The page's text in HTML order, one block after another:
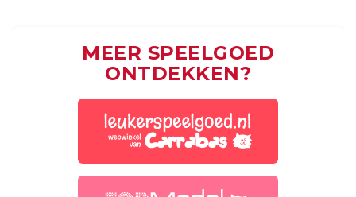
MEER SPEELGOED
ONTDEKKEN?